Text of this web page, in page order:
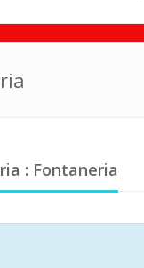
: Fontaneria